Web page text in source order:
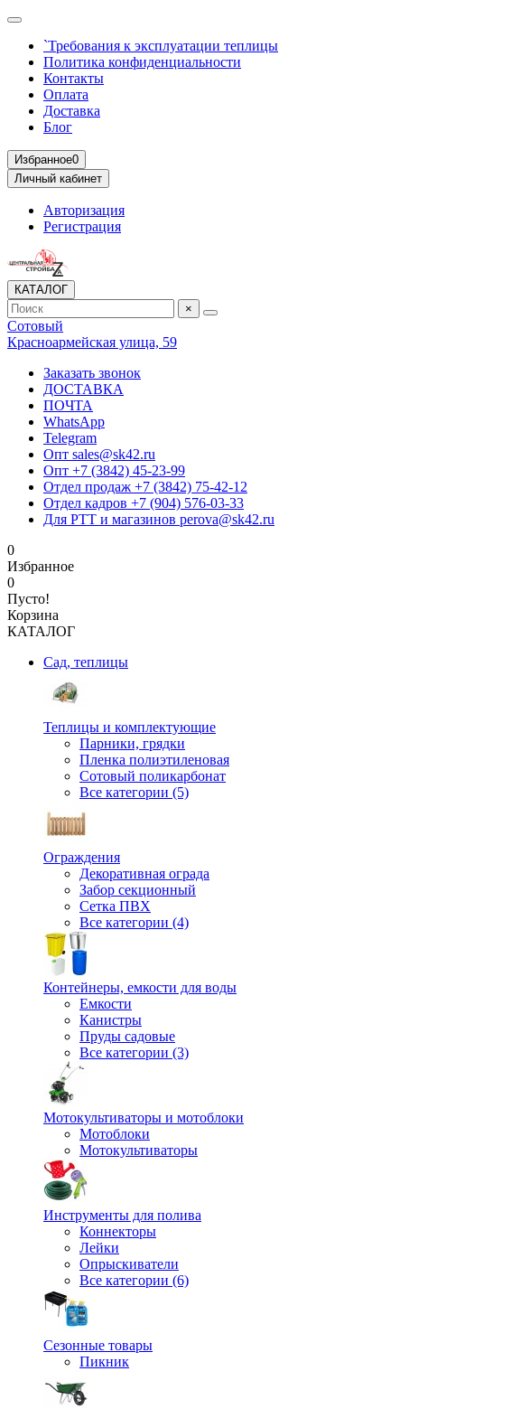
`Требования к эксплуатации теплицы
Политика конфиденциальности
Контакты
Оплата
Доставка
Блог
Избранное0
Личный кабинет
Авторизация
Регистрация
КАТАЛОГ
×
Сотовый
Красноармейская улица, 59
Заказать звонок
ДОСТАВКА
ПОЧТА
WhatsApp
Telegram
Опт sales@sk42.ru
Опт +7 (3842) 45-23-99
Отдел продаж +7 (3842) 75-42-12
Отдел кадров +7 (904) 576-03-33
Для РТТ и магазинов perova@sk42.ru
0
Избранное
0
Пусто!
Корзина
КАТАЛОГ
Сад, теплицы
Теплицы и комплектующие
Парники, грядки
Пленка полиэтиленовая
Сотовый поликарбонат
Все категории (5)
Ограждения
Декоративная ограда
Забор секционный
Сетка ПВХ
Все категории (4)
Контейнеры, емкости для воды
Емкости
Канистры
Пруды садовые
Все категории (3)
Мотокультиваторы и мотоблоки
Мотоблоки
Мотокультиваторы
Инструменты для полива
Коннекторы
Лейки
Опрыскиватели
Все категории (6)
Сезонные товары
Пикник